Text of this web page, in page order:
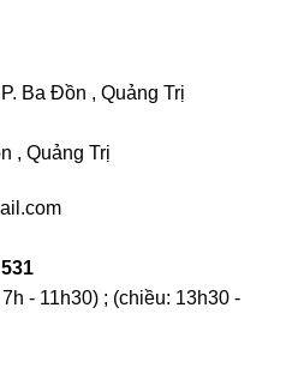
Ba Đồn , Quảng Trị
, Quảng Trị
- 11h30) ; (chiều: 13h30 -